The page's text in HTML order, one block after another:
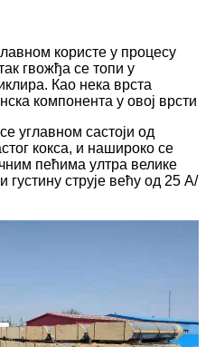
користе у процесу
гвожђа се топи у
Као нека врста
компонента у овој врсти
углавном састоји од
кокса, и нашироко се
пећима ултра велике
густину струје већу од 25 А/